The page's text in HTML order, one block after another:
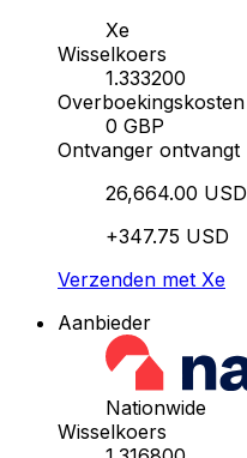
Xe
Wisselkoers
1.333200
Overboekingskosten
0 GBP
Ontvanger ontvangt
26,664.00 USD
+347.75 USD
Verzenden met Xe
Aanbieder
Nationwide
Wisselkoers